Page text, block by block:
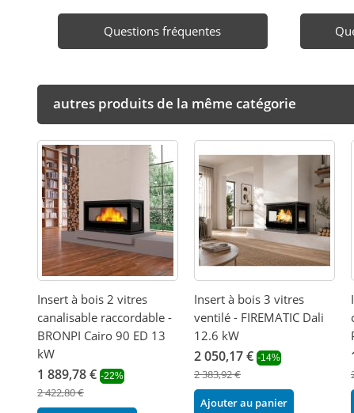
Questions fréquentes
autres produits de la même catégorie
Insert à bois 2 vitres
canalisable raccordable -
BRONPI Cairo 90 ED 13
kW
1 889,78 € -22%
2 422,80 €
Insert à bois 3 vitres
ventilé - FIREMATIC Dali
12.6 kW
2 050,17 € -14%
2 383,92 €
Ajouter au panier